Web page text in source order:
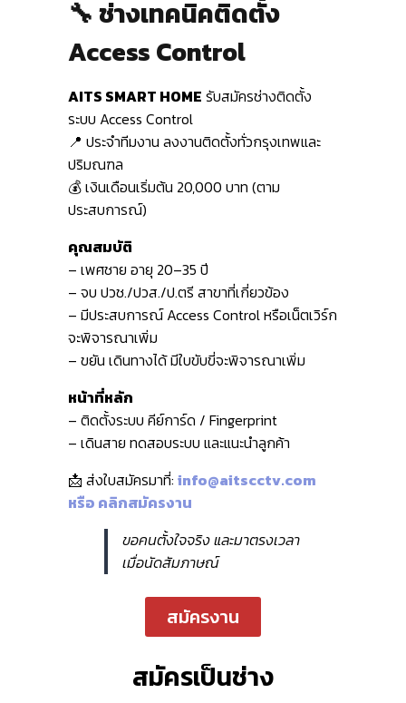
🔧 ช่างเทคนิคติดตั้ง
Access Control
AITS SMART HOME รับสมัครช่างติดตั้ง
ระบบ Access Control
📍 ประจำทีมงาน ลงงานติดตั้งทั่วกรุงเทพและ
ปริมณฑล
💰 เงินเดือนเริ่มต้น 20,000 บาท (ตาม
ประสบการณ์)
คุณสมบัติ
– เพศชาย อายุ 20–35 ปี
– จบ ปวช./ปวส./ป.ตรี สาขาที่เกี่ยวข้อง
– มีประสบการณ์ Access Control หรือเน็ตเวิร์ก
จะพิจารณาเพิ่ม
– ขยัน เดินทางได้ มีใบขับขี่จะพิจารณาเพิ่ม
หน้าที่หลัก
– ติดตั้งระบบ คีย์การ์ด / Fingerprint
– เดินสาย ทดสอบระบบ และแนะนำลูกค้า
📩 ส่งใบสมัครมาที่: info@aitscctv.com
หรือ คลิกสมัครงาน
ขอคนตั้งใจจริง และมาตรงเวลา
เมื่อนัดสัมภาษณ์
สมัครงาน
สมัครเป็นช่าง